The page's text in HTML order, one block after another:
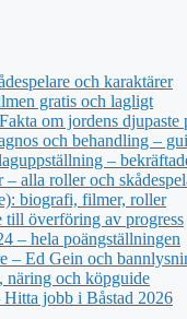
och karaktärer
gratis och lagligt
om jordens djupaste
och behandling –
–
alla roller och
biografi, filmer, roller
till överföring av progress
– hela poängställningen
– Ed Gein och
näring och köpguide
jobb i Båstad 2026